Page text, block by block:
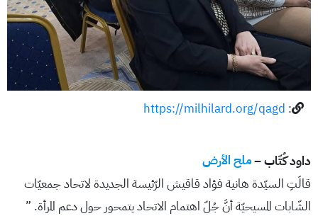
:
https://milhilard.org/qagd
داود كُتّاب –ملح الأرض
قالَتِ السيّدة هانية فؤاد قاقيش الرّئيسة الجديدة لاتحاد جمعيّات
الشّابات المسيحيّة أنَّ جُلّ اهتمام الاتحاد يتمحور حول دعم المرأة. ”